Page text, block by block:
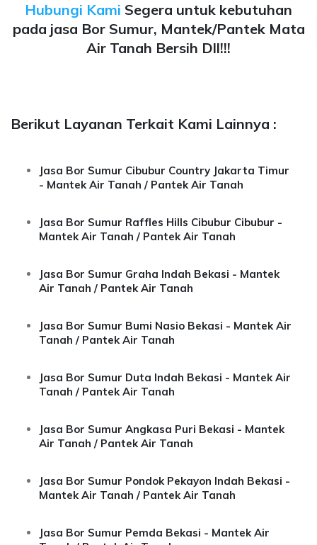
Hubungi Kami Segera untuk kebutuhan
pada jasa Bor Sumur, Mantek/Pantek Mata
Air Tanah Bersih Dll!!!
Berikut Layanan Terkait Kami Lainnya :
Jasa Bor Sumur Cibubur Country Jakarta Timur
- Mantek Air Tanah / Pantek Air Tanah
Jasa Bor Sumur Raffles Hills Cibubur Cibubur -
Mantek Air Tanah / Pantek Air Tanah
Jasa Bor Sumur Graha Indah Bekasi - Mantek
Air Tanah / Pantek Air Tanah
Jasa Bor Sumur Bumi Nasio Bekasi - Mantek Air
Tanah / Pantek Air Tanah
Jasa Bor Sumur Duta Indah Bekasi - Mantek Air
Tanah / Pantek Air Tanah
Jasa Bor Sumur Angkasa Puri Bekasi - Mantek
Air Tanah / Pantek Air Tanah
Jasa Bor Sumur Pondok Pekayon Indah Bekasi -
Mantek Air Tanah / Pantek Air Tanah
Jasa Bor Sumur Pemda Bekasi - Mantek Air